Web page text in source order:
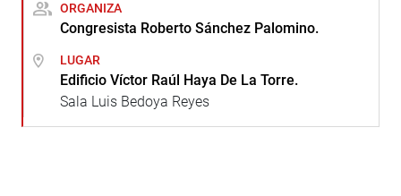
ORGANIZA
Congresista Roberto Sánchez Palomino.
LUGAR
Edificio Víctor Raúl Haya De La Torre.
Sala Luis Bedoya Reyes